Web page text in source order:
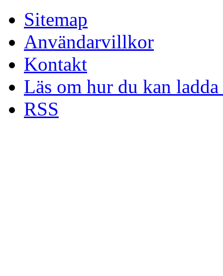
Sitemap
Användarvillkor
Kontakt
Läs om hur du kan
RSS